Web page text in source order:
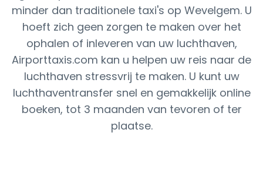
minder dan traditionele taxi's op Wevelgem. U
hoeft zich geen zorgen te maken over het
ophalen of inleveren van uw luchthaven,
Airporttaxis.com kan u helpen uw reis naar de
luchthaven stressvrij te maken. U kunt uw
luchthaventransfer snel en gemakkelijk online
boeken, tot 3 maanden van tevoren of ter
plaatse.